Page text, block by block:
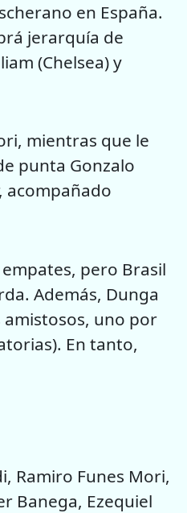
en España.
jerarquía de
(Chelsea) y
mientras que le
punta Gonzalo
acompañado
pero Brasil
Además, Dunga
uno por
En tanto,
Ramiro Funes Mori,
Banega, Ezequiel